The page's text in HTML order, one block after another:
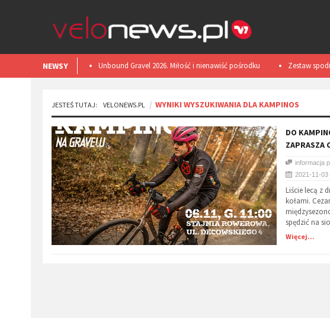
NEWSY
​Unbound Gravel 2026. Miłość i nienawiść pośrodku
Kansas.
Zestaw
ciepło
JESTEŚ TUTAJ: VELONEWS.PL WYNIKI WYSZUKIWANIA DLA KAMPINOS
​DO
ZAPRASZA
informacja
2021-11-03
Liście lecą z
kołami.
spędzić na
Więcej...